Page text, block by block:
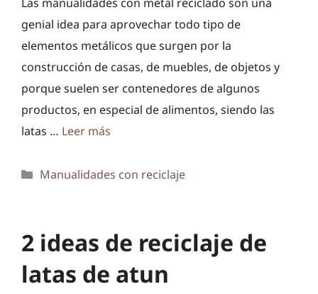
genial idea para aprovechar todo tipo de
elementos metálicos que surgen por la
construcción de casas, de muebles, de objetos y
porque suelen ser contenedores de algunos
productos, en especial de alimentos, siendo las
latas … Leer más
Categorías
Manualidades con reciclaje
2 ideas de reciclaje de
latas de atun